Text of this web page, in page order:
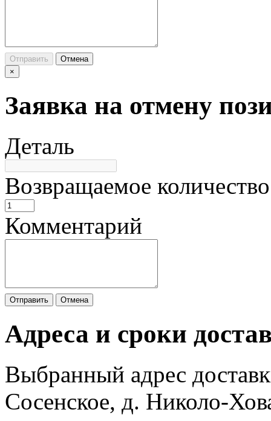
Отправить
Отмена
×
Заявка на отмену
Деталь
Возвращаемое количество
Комментарий
Отправить Отмена
Адреса и сроки
Выбранный адрес
Сосенское, д. Николо-